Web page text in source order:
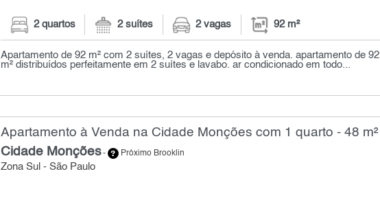
2 quartos 2 suítes 2 vagas 92 m²
Apartamento de 92 m² com 2 suítes, 2 vagas e depósito à venda. apartamento de 92
m² distribuídos perfeitamente em 2 suítes e lavabo. ar condicionado em todo...
Apartamento à Venda na Cidade Monções com 1 quarto - 48 m²
Cidade Monções- Próximo Brooklin
Zona Sul - São Paulo